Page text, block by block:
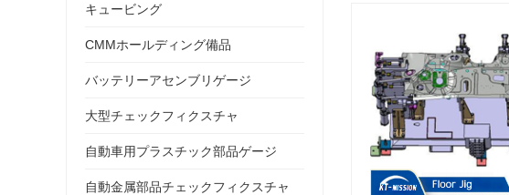
キュービング
CMMホールディング備品
バッテリーアセンブリゲージ
大型チェックフィクスチャ
自動車用プラスチック部品ゲージ
自動金属部品チェックフィクスチャ